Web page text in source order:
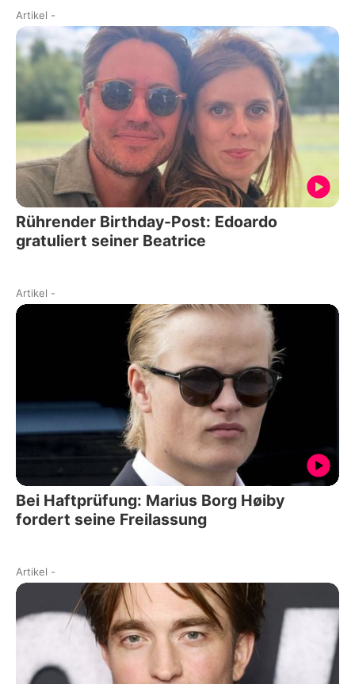
Artikel -
Rührender Birthday-Post: Edoardo
gratuliert seiner Beatrice
Artikel -
Bei Haftprüfung: Marius Borg Høiby
fordert seine Freilassung
Artikel -